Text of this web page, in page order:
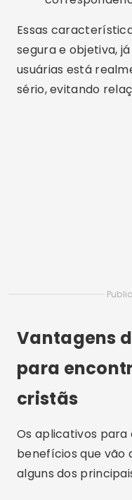
Essas
segura e objetiva,
usuárias está
sério, evitando
Vantagens
para
cristãs
Os aplicativos
benefícios que vão
alguns dos